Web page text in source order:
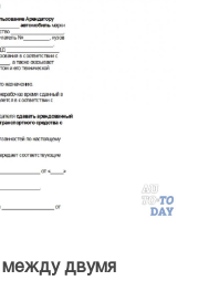
между двумя